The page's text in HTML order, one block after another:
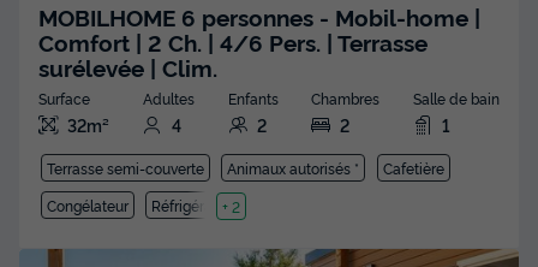
MOBILHOME 6 personnes - Mobil-home |
Comfort | 2 Ch. | 4/6 Pers. | Terrasse
surélevée | Clim.
Surface
32m²
Adultes
4
Enfants
2
Chambres
2
Salle de bain
1
Terrasse semi-couverte Animaux autorisés *
Cafetière
Congélateur
Réfrigérateur
+ 2